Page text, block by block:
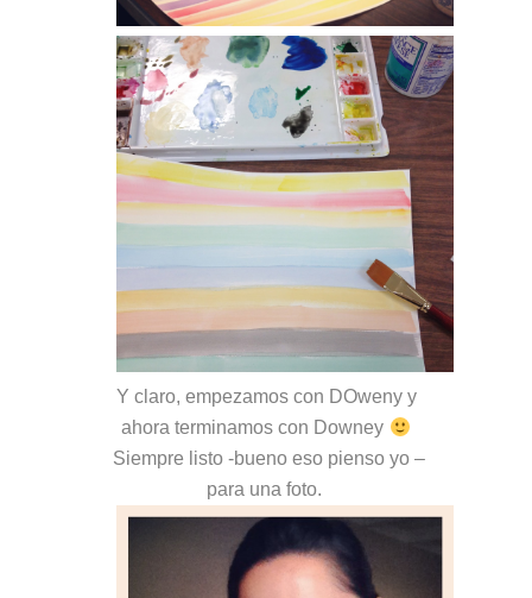
Y claro, empezamos con DOweny y
ahora terminamos con Downey
Siempre listo -bueno eso pienso yo –
para una foto.